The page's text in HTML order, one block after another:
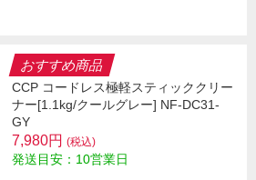
おすすめ商品
CCP コードレス極軽スティッククリー
ナー[1.1kg/クールグレー] NF-DC31-
GY
7,980円 (税込)
発送目安：10営業日